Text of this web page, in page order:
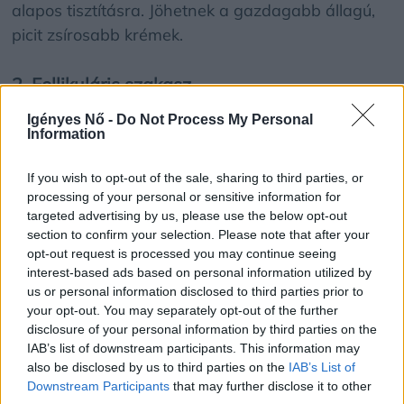
Igényes Nő - Do Not Process My Personal
Information
If you wish to opt-out of the sale, sharing to third parties, or
processing of your personal or sensitive information for
targeted advertising by us, please use the below opt-out
section to confirm your selection. Please note that after your
opt-out request is processed you may continue seeing
interest-based ads based on personal information utilized by
us or personal information disclosed to third parties prior to
your opt-out. You may separately opt-out of the further
disclosure of your personal information by third parties on the
IAB’s list of downstream participants. This information may
also be disclosed by us to third parties on the IAB’s List of
Downstream Participants that may further disclose it to other
alapos tisztításra. Jöhetnek a gazdagabb állagú,
picit zsírosabb krémek.
2. Follikuláris szakasz
Emelkedik az ösztrogén szint, ami serkenti a
rugalmasabb, feszesebb, teltebb. Ebben az
időszakban a legszebb a bőr. Ilyenkor érdemes
bevetni a kémiai hámlasztókat (mielőtt
megismerkednénk ezekkel a termékekkel,
mindenképpen kérjük ki szakember véleményét,
bevezetésük legyen fokozatos), bőrradírokat,
amelyekkel eltávolíthatjuk az elhalt hámsejteket,
még ragyogóbbá tehetjük a bőrt. De ezekben a
napokban érdemes használni a magas